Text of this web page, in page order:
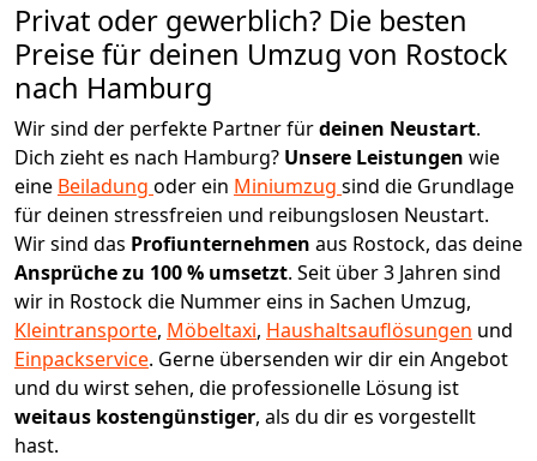
Privat oder gewerblich? Die besten
Preise für deinen Umzug von Rostock
nach Hamburg
Wir sind der perfekte Partner fürdeinen Neustart.
Dich zieht es nach Hamburg? Unsere Leistungen wie
eine Beiladung oder ein Miniumzug sind die Grundlage
für deinen stressfreien und reibungslosen Neustart.
Wir sind das Profiunternehmen aus Rostock, das deine
Ansprüche zu 100 % umsetzt. Seit über 3 Jahren sind
wir in Rostock die Nummer eins in Sachen Umzug,
Kleintransporte, Möbeltaxi, Haushaltsauflösungen und
Einpackservice. Gerne übersenden wir dir ein Angebot
und du wirst sehen, die professionelle Lösung ist
weitaus kostengünstiger, als du dir es vorgestellt
hast.